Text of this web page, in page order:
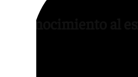
Reconocimiento al